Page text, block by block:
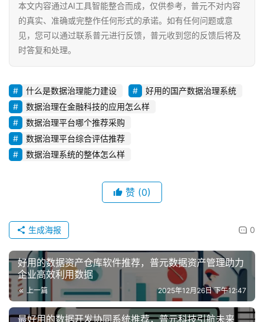
本文内容通过AI工具智能整合而成，仅供参考，普元不对内容
的真实、准确或完整作任何形式的承诺。如有任何问题或意
见，您可以通过联系普元进行反馈，普元收到您的反馈后将及
时答复和处理。
什么是数据治理能力建设
好用的国产数据治理系统
数据治理在金融科技的应用怎么样
数据治理平台哪个推荐采购
数据治理平台综合评估推荐
数据治理系统的整体怎么样
赞 (0)
0
生成海报
好用的数据资产仓库软件推荐，普元数据资产管理助力
企业高效利用数据
上一篇 2025年12月26日 下午12:47
最好用的数据开发协同系统推荐，普元科技引航未来